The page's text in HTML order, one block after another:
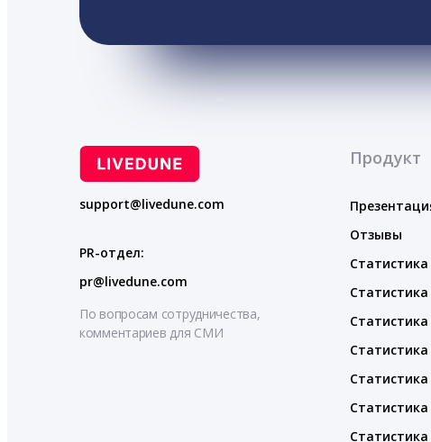
support@livedune.com
PR-отдел:
pr@livedune.com
По вопросам сотрудничества,
комментариев для СМИ
Продукт
Отзывы